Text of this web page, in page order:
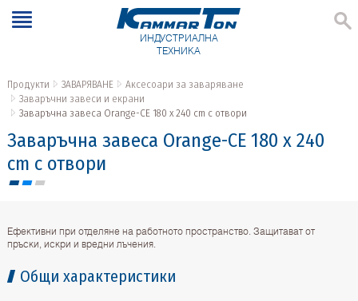
ИНДУСТРИАЛНА
ТЕХНИКА
Продукти ЗАВАРЯВАНЕ
Аксесоари за заваряване
Заваръчни завеси и екрани
Заваръчна завеса Orange-CE 180 x 240 cm с отвори
Заваръчна завеса Orange-CE 180 x 240
cm с отвори
Ефективни при отделяне на работното пространство. Защитават от
пръски, искри и вредни лъчения.
Общи характеристики